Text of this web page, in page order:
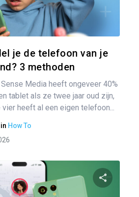
je de telefoon van je
3 methoden
Media heeft ongeveer 40%
tablet als ze twee jaar oud zijn,
vier heeft al een eigen telefoon...
in How To